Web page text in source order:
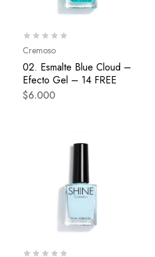
Cremoso
02. Esmalte Blue Cloud –
Efecto Gel – 14 FREE
$6.000